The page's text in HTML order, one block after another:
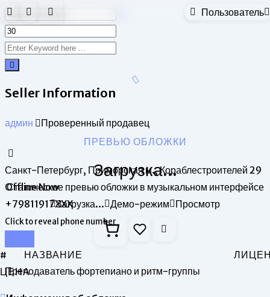
Skip
to
content
Seller Information
админ Проверенный продавец
Санкт-Петербург, Приморская м., Кораблестроителей 29
Offline Now
+79811917XXX
Click to reveal phone number
Преподаватель фортепиано и ритм-группы
Пользователь
ПРЕВЬЮ ОБЛОЖКИ
Загрузка...
Статическое превью обложки в музыкальном интерфейсе
Загрузка... Демо-режим Просмотр
# НАЗВАНИЕ
ЦЕНА